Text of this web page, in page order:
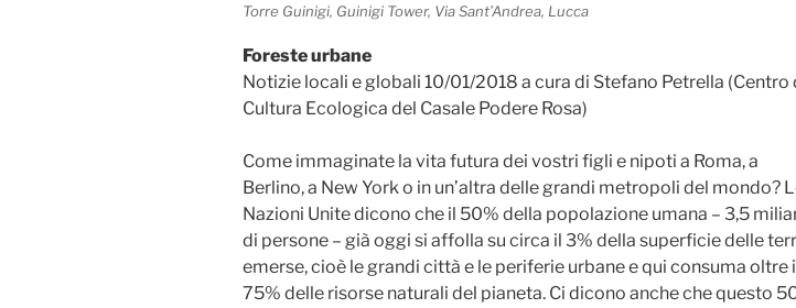
Torre Guinigi, Guinigi Tower, Via Sant’Andrea, Lucca
Foreste urbane
Notizie locali e globali 10/01/2018 a cura di Stefano Petrella (Centro
Cultura Ecologica del Casale Podere Rosa)
Come immaginate la vita futura dei vostri figli e nipoti a Roma, a
Berlino, a New York o in un’altra delle grandi metropoli del mondo?
Nazioni Unite dicono che il 50% della popolazione umana – 3,5
di persone – già oggi si affolla su circa il 3% della superficie delle
emerse, cioè le grandi città e le periferie urbane e qui consuma oltre
75% delle risorse naturali del pianeta. Ci dicono anche che questo